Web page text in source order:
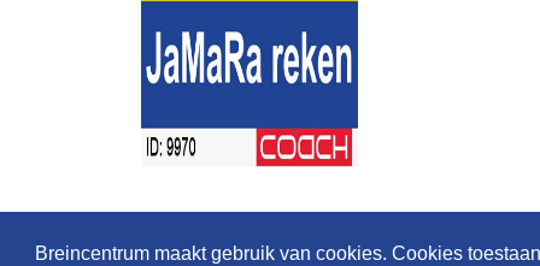
Breincentrum maakt gebruik van cookies. Cookies